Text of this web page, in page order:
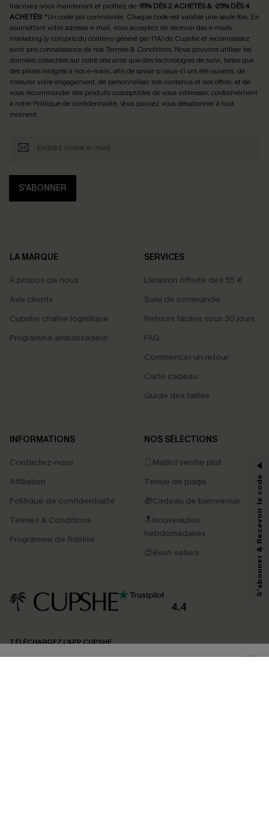
Inscrivez-vous maintenant et profitez de -15% DÈS 2 ACHETÉS & -25% DÈS 4
ACHETÉS! *Un code par commande. Chaque code est valable une seule fois. En
soumettant votre adresse e-mail, vous acceptez de recevoir des e-mails
marketing (y compris du contenu généré par l'IA) de Cupshe et reconnaissez
avoir pris connaissance de nosTermes & Conditions. Nous pouvons utiliser les
données collectées sur notre site ainsi que des technologies de suivi, telles que
des pixels intégrés à nos e-mails, afin de savoir si ceux-ci ont été ouverts, de
mesurer votre engagement, de personnaliser nos contenus et nos offres, et de
vous recommander des produits susceptibles de vous intéresser, conformément
à notre Politique de confidentialité. Vous pouvez vous désabonner à tout
moment.
S'ABONNER
LA MARQUE
À propos de nous
Avis clients
Cupshe chaîne logistique
Programme ambassadeur
SERVICES
Livraison offerte dès 55 €
Suivi de commande
Retours faciles sous 30 jours
FAQ
Commencer un retour
Carte cadeau
Guide des tailles
INFORMATIONS
Contactez-nous
Affiliation
Politique de confidentialité
Termes & Conditions
Programme de fidélité
NOS SÉLECTIONS
🩱Maillot ventre plat
Tenue de plage
🎁Cadeau de bienvenue
🔝Nouveautés
hebdomadaires
😍Best-sellers
4.4
TÉLÉCHARGEZ L’APP CUPSHE
PROFITEZ DE -15%
-15% dès 2 Achetés par E-mail
*Un code par commande, valable une seule fois.
En soumettant votre adresse e-mail, vous acceptez de recevoir des e-mails
marketing (y compris du contenu généré par l'IA) de Cupshe et
reconnaissez avoir pris connaissance de nos
pouvons utiliser les données collectées sur notre site ainsi que des
produits susceptibles de vous intéresser, conformément à notre
Politique de
confidentialité
. Vous pouvez vous désabonner à tout moment.
S'abonner & Recevoir le code